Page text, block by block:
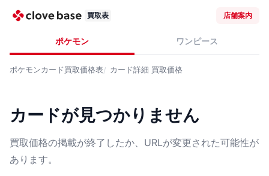
買取表 店舗案内
ポケモン ワンピース
ポケモンカード買取価格表 カード詳細 買取価格
カードが見つかりません
買取価格の掲載が終了したか、URLが変更された可能性が
あります。